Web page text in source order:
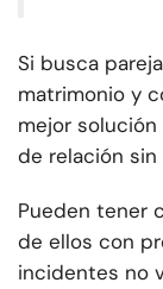
Si busca
matrimonio y
mejor
de relación sin
Pueden tener
de ellos con
incidentes no